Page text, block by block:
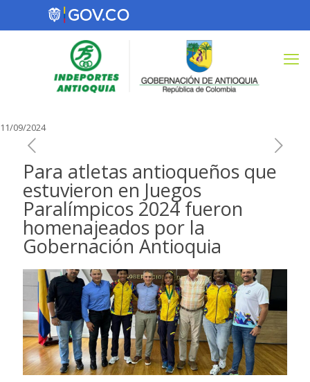
11/09/2024
Para atletas antioqueños que
estuvieron en Juegos
Paralímpicos 2024 fueron
homenajeados por la
Gobernación Antioquia